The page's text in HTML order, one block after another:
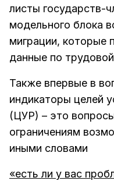
листы государств-
модельного блока
миграции, которые
данные по
Также впервые в
индикаторы целей
(ЦУР) – это
ограничениям
иными словами
«есть ли у вас